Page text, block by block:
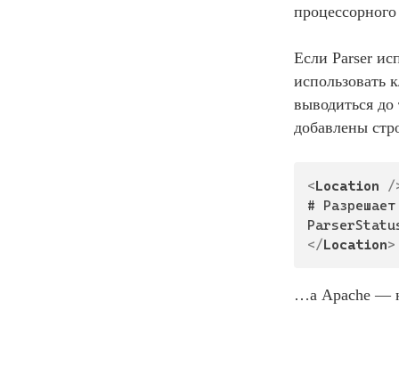
Если Parser
использовать
выводиться
добавлены
<Location /
#
</Location>
…а Apache —